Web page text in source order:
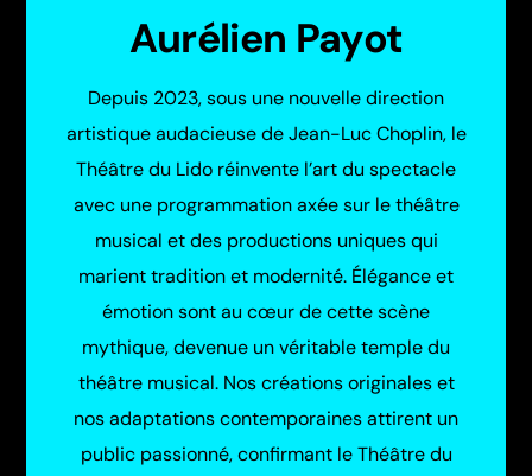
Aurélien Payot
Depuis 2023, sous une nouvelle direction
artistique audacieuse de Jean-Luc Choplin, le
Théâtre du Lido réinvente l’art du spectacle
avec une programmation axée sur le théâtre
musical et des productions uniques qui
marient tradition et modernité. Élégance et
émotion sont au cœur de cette scène
mythique, devenue un véritable temple du
théâtre musical. Nos créations originales et
nos adaptations contemporaines attirent un
public passionné, confirmant le Théâtre du